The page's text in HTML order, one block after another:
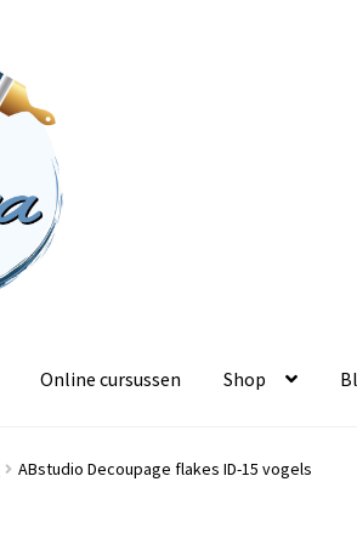
Online cursussen Shop
ABstudio Decoupage flakes ID-15 vogels